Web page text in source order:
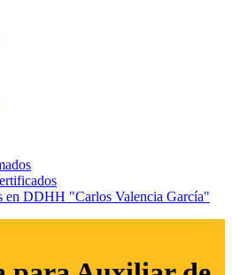
en DDHH "Carlos Valencia García"